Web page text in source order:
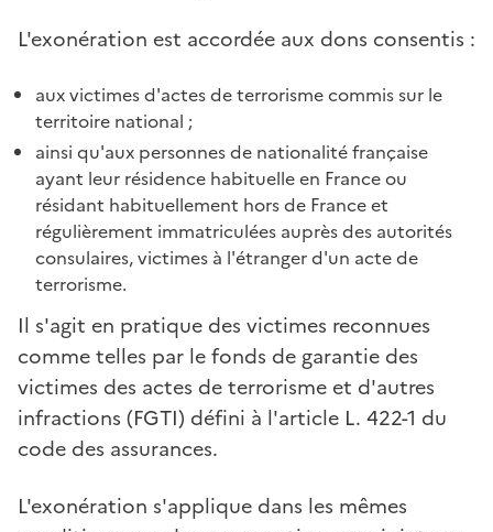
L'exonération est accordée aux dons consentis :
aux victimes d'actes de terrorisme commis sur le
territoire national ;
ainsi qu'aux personnes de nationalité française
ayant leur résidence habituelle en France ou
résidant habituellement hors de France et
régulièrement immatriculées auprès des autorités
consulaires, victimes à l'étranger d'un acte de
terrorisme.
Il s'agit en pratique des victimes reconnues
comme telles par le fonds de garantie des
victimes des actes de terrorisme et d'autres
infractions (FGTI) défini à l'article L. 422-1 du
code des assurances.
L'exonération s'applique dans les mêmes